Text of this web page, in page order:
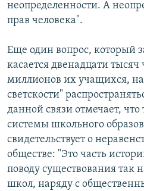
неопределенности. А
прав человека".
Еще один вопрос, который
касается двенадцати
миллионов их учащихся,
светскости"
данной связи отмечает, что
системы школьного
свидетельствует о
обществе: "Это часть
поводу существования так
школ, наряду с